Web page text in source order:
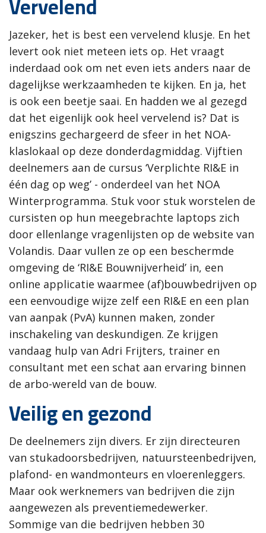
Jazeker, het is best een vervelend klusje. En het
levert ook niet meteen iets op. Het vraagt
inderdaad ook om net even iets anders naar de
dagelijkse werkzaamheden te kijken. En ja, het
is ook een beetje saai. En hadden we al gezegd
dat het eigenlijk ook heel vervelend is? Dat is
enigszins gechargeerd de sfeer in het NOA-
klaslokaal op deze donderdagmiddag. Vijftien
deelnemers aan de cursus ‘Verplichte RI&E in
één dag op weg’ - onderdeel van het NOA
Winterprogramma. Stuk voor stuk worstelen de
cursisten op hun meegebrachte laptops zich
door ellenlange vragenlijsten op de website van
Volandis. Daar vullen ze op een beschermde
omgeving de ‘RI&E Bouwnijverheid’ in, een
online applicatie waarmee (af)bouwbedrijven op
een eenvoudige wijze zelf een RI&E en een plan
van aanpak (PvA) kunnen maken, zonder
inschakeling van deskundigen. Ze krijgen
vandaag hulp van Adri Frijters, trainer en
consultant met een schat aan ervaring binnen
de arbo-wereld van de bouw.
Veilig en gezond
De deelnemers zijn divers. Er zijn directeuren
van stukadoorsbedrijven, natuursteenbedrijven,
plafond- en wandmonteurs en vloerenleggers.
Maar ook werknemers van bedrijven die zijn
aangewezen als preventiemedewerker.
Sommige van die bedrijven hebben 30